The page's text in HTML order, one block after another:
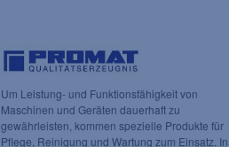
Um Leistung- und Funktionsfähigkeit von
Maschinen und Geräten dauerhaft zu
gewährleisten, kommen spezielle Produkte für
Pflege, Reinigung und Wartung zum Einsatz. In